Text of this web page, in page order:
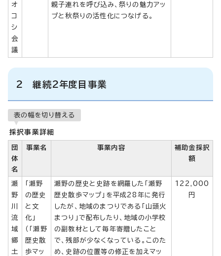
オ
コ
シ
会
議
親子連れを呼び込み、祭りの魅力アッ
プと秋祭りの活性化につなげる。
2 継続2年度目事業
表の幅を切り替える
採択事業詳細
団
体
名
事業名 事業内容
補助金採択
額
瀬
野
川
流
域
郷
土
「瀬野
の歴史
と文
化」
（「瀬野
歴史散
歩マッ
瀬野の歴史と史跡を網羅した「瀬野
歴史散歩マップ」を平成28年に発行
したが、地域のまつりである「山頭火
まつり」で配布したり、地域の小学校
の副教材として毎年寄贈したこと
で、残部が少なくなっている。このた
め、史跡の位置等の修正を加えマッ
122,000
円